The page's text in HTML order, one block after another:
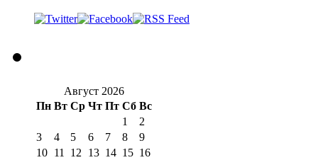
Август 2026
Пн Вт Ср Чт Пт Сб Вс
1
2
3
4 5 6 7 8
9
10 11 12 13 14 15 16